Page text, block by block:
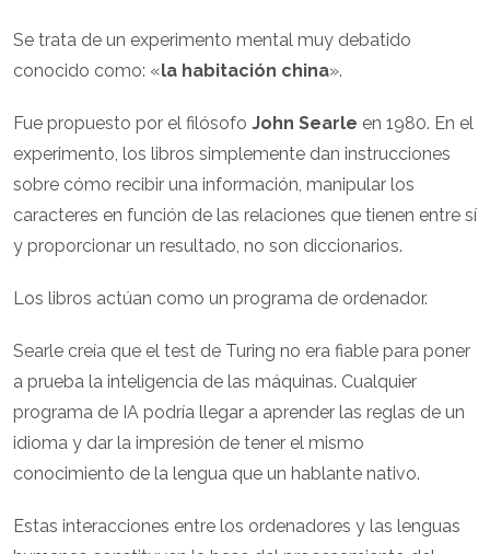
Se trata de un experimento mental muy debatido
conocido como: «la habitación china».
Fue propuesto por el filósofo John Searle en 1980. En el
experimento, los libros simplemente dan instrucciones
sobre cómo recibir una información, manipular los
caracteres en función de las relaciones que tienen entre sí
y proporcionar un resultado, no son diccionarios.
Los libros actúan como un programa de ordenador.
Searle creía que el test de Turing no era fiable para poner
a prueba la inteligencia de las máquinas. Cualquier
programa de IA podría llegar a aprender las reglas de un
idioma y dar la impresión de tener el mismo
conocimiento de la lengua que un hablante nativo.
Estas interacciones entre los ordenadores y las lenguas